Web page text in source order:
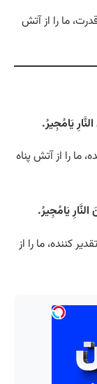
ما را از آتش
يَامُجِيرُ.
ما را از آتش پناه
يَامُجِيرُ.
کننده، ما را از